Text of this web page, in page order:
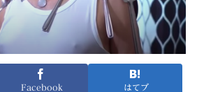
Facebook はてブ